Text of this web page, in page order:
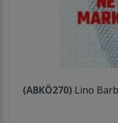
(ABKÖ270) Lino